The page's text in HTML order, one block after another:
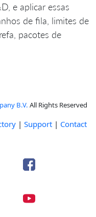
e aplicar essas
de fila, limites de
pacotes de
B.V. All Rights Reserved
| Support | Contact